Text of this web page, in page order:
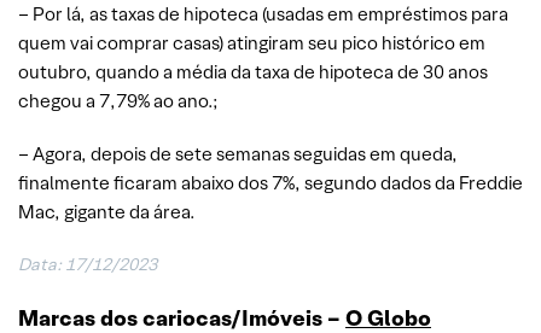
– Por lá, as taxas de hipoteca (usadas em empréstimos para
quem vai comprar casas) atingiram seu pico histórico em
outubro, quando a média da taxa de hipoteca de 30 anos
chegou a 7,79% ao ano.;
– Agora, depois de sete semanas seguidas em queda,
finalmente ficaram abaixo dos 7%, segundo dados da Freddie
Mac, gigante da área.
Data: 17/12/2023
Marcas dos cariocas/Imóveis – O Globo